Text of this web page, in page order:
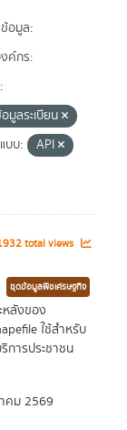
อมูล:
ค์กร:
มูลระเบียน
บบ:
API
total views
ชุดข้อมูลพืชเศรษฐกิจ
ลังของ
ใช้สำหรับ
การประชาชน
คม 2569